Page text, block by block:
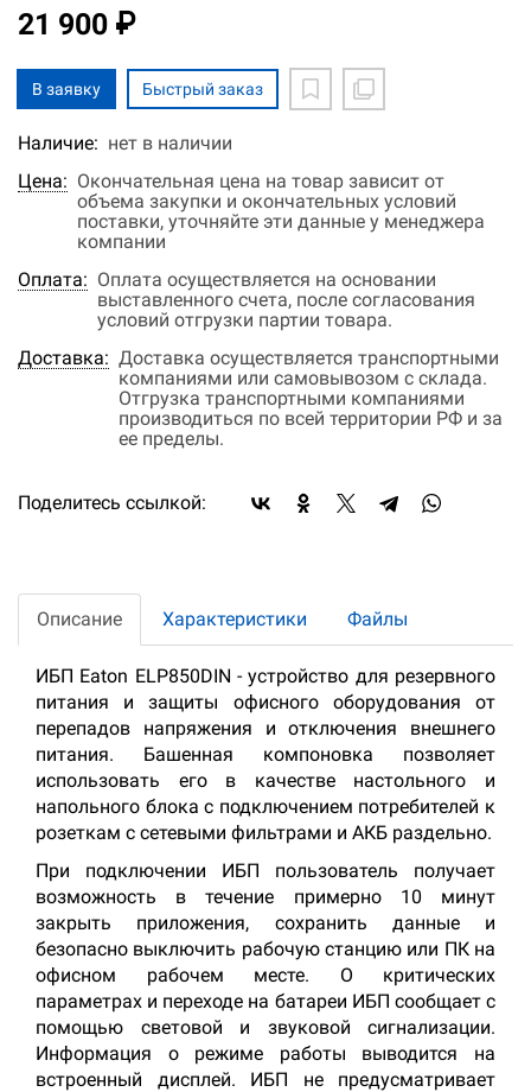
21 900 ₽
В заявку Быстрый заказ
Наличие: нет в наличии
Цена: Окончательная цена на товар зависит от
объема закупки и окончательных условий
поставки, уточняйте эти данные у менеджера
компании
Оплата: Оплата осуществляется на основании
выставленного счета, после согласования
условий отгрузки партии товара.
Доставка: Доставка осуществляется транспортными
компаниями или самовывозом с склада.
Отгрузка транспортными компаниями
производиться по всей территории РФ и за
ее пределы.
Поделитесь ссылкой:
Описание Характеристики Файлы
ИБП Eaton ELP850DIN - устройство для резервного
питания и защиты офисного оборудования от
перепадов напряжения и отключения внешнего
питания. Башенная компоновка позволяет
использовать его в качестве настольного и
напольного блока с подключением потребителей к
розеткам с сетевыми фильтрами и АКБ раздельно.
При подключении ИБП пользователь получает
возможность в течение примерно 10 минут
закрыть приложения, сохранить данные и
безопасно выключить рабочую станцию или ПК на
офисном рабочем месте. О критических
параметрах и переходе на батареи ИБП сообщает с
помощью световой и звуковой сигнализации.
Информация о режиме работы выводится на
встроенный дисплей. ИБП не предусматривает